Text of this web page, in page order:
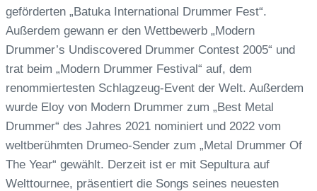
geförderten „Batuka International Drummer Fest“.
Außerdem gewann er den Wettbewerb „Modern
Drummer’s Undiscovered Drummer Contest 2005“ und
trat beim „Modern Drummer Festival“ auf, dem
renommiertesten Schlagzeug-Event der Welt. Außerdem
wurde Eloy von Modern Drummer zum „Best Metal
Drummer“ des Jahres 2021 nominiert und 2022 vom
weltberühmten Drumeo-Sender zum „Metal Drummer Of
The Year“ gewählt. Derzeit ist er mit Sepultura auf
Welttournee, präsentiert die Songs seines neuesten